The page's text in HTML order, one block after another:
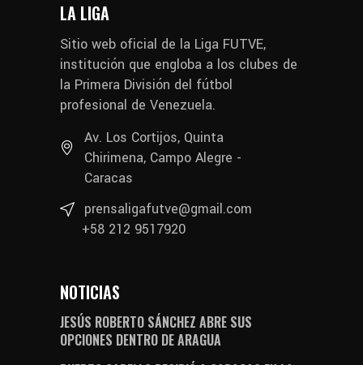
LA LIGA
Sitio web oficial de la Liga FUTVE,
institución que engloba a los clubes de
la Primera División del fútbol
profesional de Venezuela.
Av. Los Cortijos, Quinta
Chirimena, Campo Alegre -
Caracas
prensaligafutve@gmail.com
+58 212 9517920
NOTICIAS
JESÚS ROBERTO SÁNCHEZ ABRE SUS
OPCIONES DENTRO DE ARAGUA